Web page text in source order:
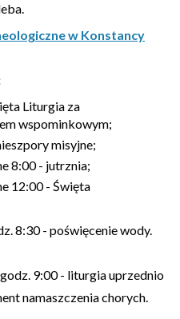
w Konstancy
Liturgia za
wspominkowym;
misyjne;
8:00 - jutrznia;
12:00 - Święta
8:30 - poświęcenie wody.
9:00 - liturgia uprzednio
namaszczenia chorych.